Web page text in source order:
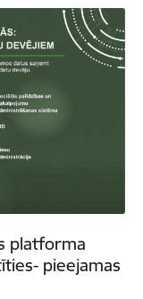
platforma
pieejamas